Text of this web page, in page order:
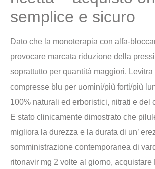
semplice e sicuro
Dato che la monoterapia con alfa-
provocare marcata riduzione della
soprattutto per quantità maggiori.
compresse blu per uomini/più forti/più
100% naturali ed erboristici, nitrati e del
E stato clinicamente dimostrato che
migliora la durezza e la durata di un’
somministrazione contemporanea di
ritonavir mg 2 volte al giorno, acquistare